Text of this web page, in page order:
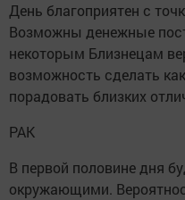
День благоприятен с
Возможны денежные
некоторым Близнецам
возможность сделать
порадовать близких
РАК
В первой половине дня
окружающими.